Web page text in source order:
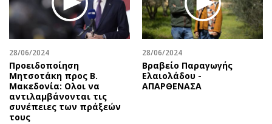
Χειρόγραφα
Επιστολές
28/06/2024
Προειδοποίηση
Μητσοτάκη προς Β.
Μακεδονία: Ολοι να
αντιλαμβάνονται τις
συνέπειες των πράξεών
τους
28/06/2024
Βραβείο Παραγωγής
Ελαιολάδου -
ΑΠΑΡΘΕΝΑΣΑ